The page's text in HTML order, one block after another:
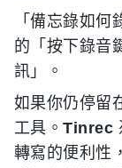
「備忘錄如
的「按下錄音
訊」。
如果你仍停留
工具。Tinrec
轉寫的便利性